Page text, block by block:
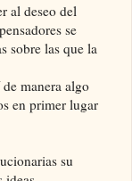
al deseo del
se
sobre las que la
manera algo
en primer lugar
su